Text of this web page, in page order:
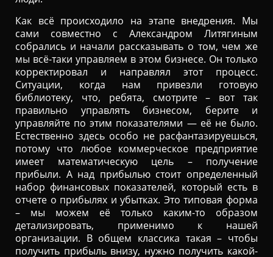
Как всё происходило на этапе внедрения. Мы
сами совместно с Александром Литягиным
собрались и начали рассказывать о том, чем же
мы всё-таки управляем в этом бизнесе. Он только
корректировал и направлял этот процесс.
Ситуации, когда нам привезли готовую
библиотеку, что, ребята, смотрите – вот так
правильно управлять бизнесом, берите и
управляйте по этим показателями — её не было.
Естественно здесь особо не расфантазируешься,
потому что любое коммерческое предприятие
имеет математическую цель – получение
прибыли. А над прибылью стоит определенный
набор финансовых показателей, который есть в
отчете о прибылях и убытках. Это типовая форма
– мы можем её только каким-то образом
детализировать, применимо к нашей
организации. В общем классика такая – чтобы
получить прибыль внизу, нужно получить какой-